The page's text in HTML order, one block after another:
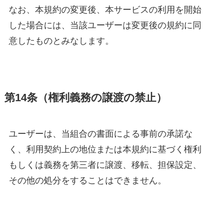
なお、本規約の変更後、本サービスの利用を開始
した場合には、当該ユーザーは変更後の規約に同
意したものとみなします。
第14条（権利義務の譲渡の禁止）
ユーザーは、当組合の書面による事前の承諾な
く、利用契約上の地位または本規約に基づく権利
もしくは義務を第三者に譲渡、移転、担保設定、
その他の処分をすることはできません。